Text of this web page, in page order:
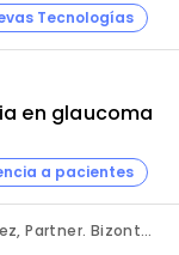
Tecnologías
en glaucoma
a pacientes
Rosa Vázquez, CEO y José Luis Ibañez, Partner. Bizontop Group, SL.